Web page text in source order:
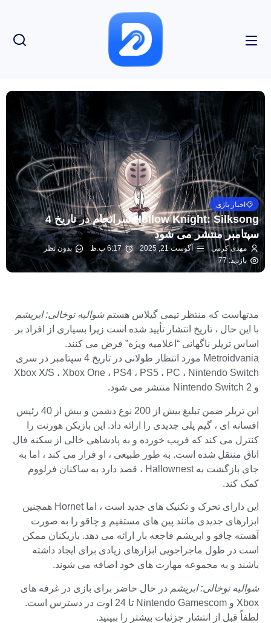
اخبار بازی
Hollow Knight: Silksong سرانجام در تاریخ 4
سپتامبر منتشر می شود
مهدی کرمی آگوست 21, 2025 6:17 ب.ظ
بدون نظر
بازدید: 77
مدتهاست که منتظر تیمی گیلاس هستمشوالیه توخالی: ابریشم
با این حال ، تاریخ انتشار تأیید شده است زیرا بسیاری از افراد بر
اساس تریلر ناگهانی “اعلامیه ویژه” فرض می کنند.
Metroidvania مورد انتظار طولانی در تاریخ 4 سپتامبر در سری
Xbox X/S ، Xbox One ، PS4 ، PS5 ، PC ، Nintendo Switch
و Nintendo Switch 2 منتشر می شود.
این تریلر ضمن تبلیغ بیش از 200 نوع دشمن و بیش از 40 رئیس
افسانه ای ، گیم پلی جدیدی را ارائه داد. این بازیکن هورنت را
کنترل می کند که فریب خورده و به پادشاهی خالی از سکنه فال
اتاق منتقل شده است. به طور طبیعی ، او فرار می کند ، اما به
جای بازگشت به Hallownest ، قصد دارد به ساکنان فرلووم
کمک کند.
این دارای تحرک و تکنیک های جدید است ، اما Hornet همچنین
ابزارهای جدیدی مانند پین های مستقیم و چاقو را به صورت
آهسته چاقو و ابریشم فاجعه بار ارائه می دهد. بازیکنان ممکن
است در طول ماجراجویی ابزارهای زیادی برای ایجاد داشته
باشند و به مجموعه مهارت های خود اضافه می شوند.
شوالیه توخالی: ابریشم در حال حاضر برای بازی در غرفه های
Xbox و Nintendo Gamescom تا 24 اوت در دسترس است.
لطفاً قبل از انتشار جزئیات بیشتر را ببینید.